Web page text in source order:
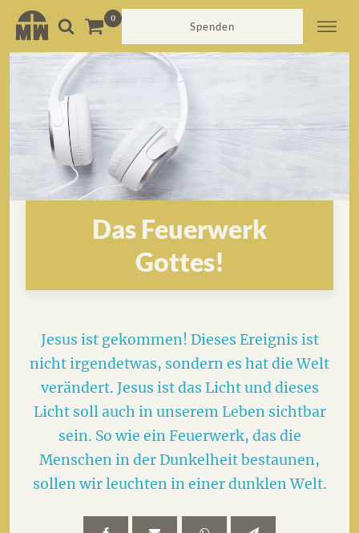
Spenden
Das Feuerwerk
Gottes!
Jesus ist gekommen! Dieses Ereignis ist
nicht irgendetwas, sondern es hat die Welt
verändert. Jesus ist das Licht und dieses
Licht soll auch in unserem Leben sichtbar
sein. So wie ein Feuerwerk, das die
Menschen in der Dunkelheit bestaunen,
sollen wir leuchten in einer dunklen Welt.